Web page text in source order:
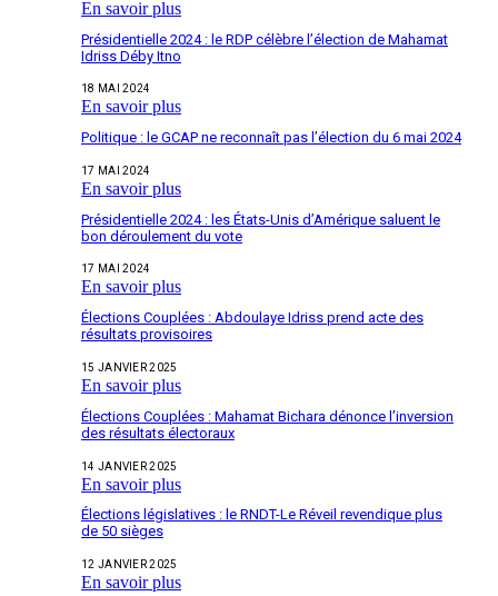
En savoir plus
Présidentielle 2024 : le RDP célèbre l’élection de Mahamat
Idriss Déby Itno
18 MAI 2024
En savoir plus
Politique : le GCAP ne reconnaît pas l’élection du 6 mai 2024
17 MAI 2024
En savoir plus
Présidentielle 2024 : les États-Unis d’Amérique saluent le
bon déroulement du vote
17 MAI 2024
En savoir plus
Élections Couplées : Abdoulaye Idriss prend acte des
résultats provisoires
15 JANVIER 2025
En savoir plus
Élections Couplées : Mahamat Bichara dénonce l’inversion
des résultats électoraux
14 JANVIER 2025
En savoir plus
Élections législatives : le RNDT-Le Réveil revendique plus
de 50 sièges
12 JANVIER 2025
En savoir plus